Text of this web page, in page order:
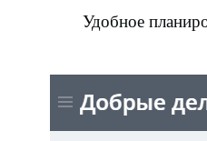
Удобное